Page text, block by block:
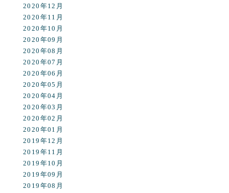
2020年12月
2020年11月
2020年10月
2020年09月
2020年08月
2020年07月
2020年06月
2020年05月
2020年04月
2020年03月
2020年02月
2020年01月
2019年12月
2019年11月
2019年10月
2019年09月
2019年08月